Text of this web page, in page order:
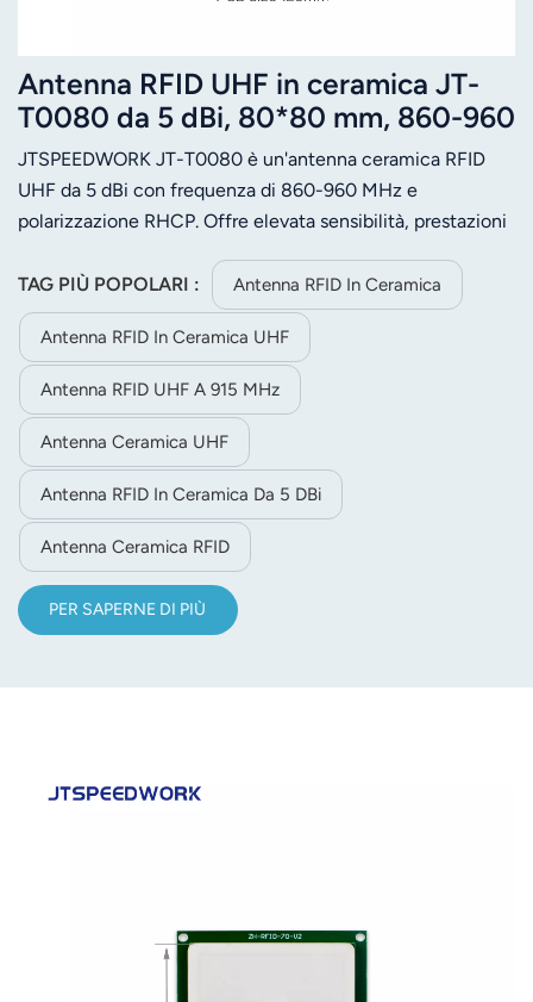
Antenna RFID UHF in ceramica JT-
T0080 da 5 dBi, 80*80 mm, 860-960
MHz, polarizzazione circolare
destrorsa (RHCP), alta sensibilità.
JTSPEEDWORK JT-T0080 è un'antenna ceramica RFID
UHF da 5 dBi con frequenza di 860-960 MHz e
polarizzazione RHCP. Offre elevata sensibilità, prestazioni
per lettori RFID.
TAG PIÙ POPOLARI : Antenna RFID In Ceramica
Antenna RFID In Ceramica UHF
Antenna RFID UHF A 915 MHz
Antenna Ceramica UHF
Antenna RFID In Ceramica Da 5 DBi
Antenna Ceramica RFID
PER SAPERNE DI PIÙ